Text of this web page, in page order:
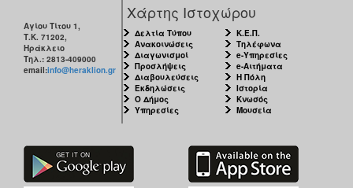
Αγίου Τίτου 1,
Τ.Κ. 71202,
Ηράκλειο
Τηλ.: 2813-409000
email:info@heraklion.gr
Χάρτης Ιστοχώρου
Δελτία Τύπου
Ανακοινώσεις
Διαγωνισμοί
Προσλήψεις
Διαβουλεύσεις
Εκδηλώσεις
Ο Δήμος
Υπηρεσίες
Κ.Ε.Π.
Τηλέφωνα
e-Υπηρεσίες
e-Αιτήματα
Η Πόλη
Ιστορία
Κνωσός
Μουσεία